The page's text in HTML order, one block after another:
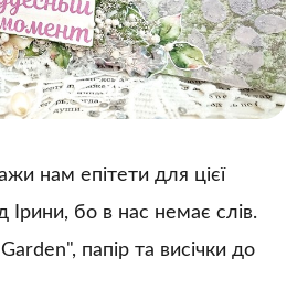
нам епітети для цієї
Ірини, бо в нас немає слів.
папір та висічки до